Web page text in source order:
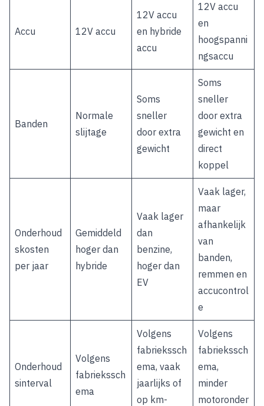
Accu 12V accu
12V accu
en hybride
accu
12V accu
en
hoogspanni
ngsaccu
Banden
Normale
slijtage
Soms
sneller
door extra
gewicht
Soms
sneller
door extra
gewicht en
direct
koppel
Onderhoud
skosten
per jaar
Gemiddeld
hoger dan
hybride
Vaak lager
dan
benzine,
hoger dan
EV
Vaak lager,
maar
afhankelijk
van
banden,
remmen en
accucontrol
e
Onderhoud
sinterval
Volgens
fabriekssch
ema
Volgens
fabriekssch
ema, vaak
jaarlijks of
op km-
Volgens
fabriekssch
ema,
minder
motoronder